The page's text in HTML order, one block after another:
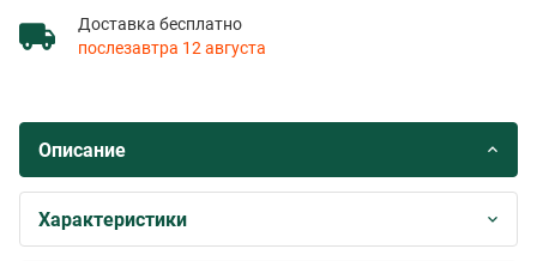
Доставка бесплатно
послезавтра 12 августа
Описание
Характеристики